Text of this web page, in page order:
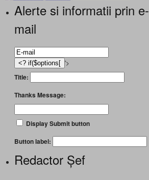
Alerte si informatii prin e-
mail
'>
Title:
Thanks Message:
Display Submit button
Button label:
Redactor Șef